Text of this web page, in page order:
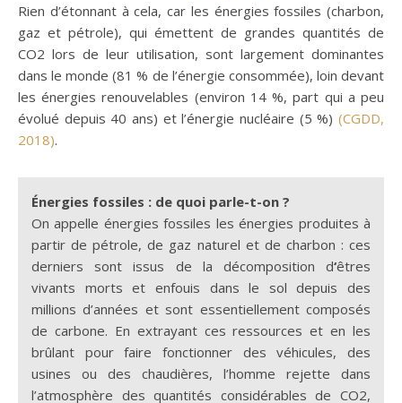
Rien d’étonnant à cela, car les énergies fossiles (charbon,
gaz et pétrole), qui émettent de grandes quantités de
CO2 lors de leur utilisation, sont largement dominantes
dans le monde (81 % de l’énergie consommée), loin devant
les énergies renouvelables (environ 14 %, part qui a peu
évolué depuis 40 ans) et l’énergie nucléaire (5 %) (CGDD,
2018).
Énergies fossiles : de quoi parle-t-on ?
On appelle énergies fossiles les énergies produites à
partir de pétrole, de gaz naturel et de charbon : ces
derniers sont issus de la décomposition d‘êtres
vivants morts et enfouis dans le sol depuis des
millions d’années et sont essentiellement composés
de carbone. En extrayant ces ressources et en les
brûlant pour faire fonctionner des véhicules, des
usines ou des chaudières, l’homme rejette dans
l’atmosphère des quantités considérables de CO2,